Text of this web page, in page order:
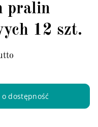
pralin
12 szt.
dostępność